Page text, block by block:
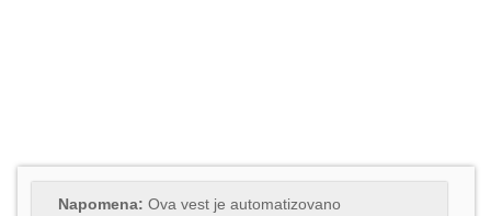
Napomena: Ova vest je automatizovano